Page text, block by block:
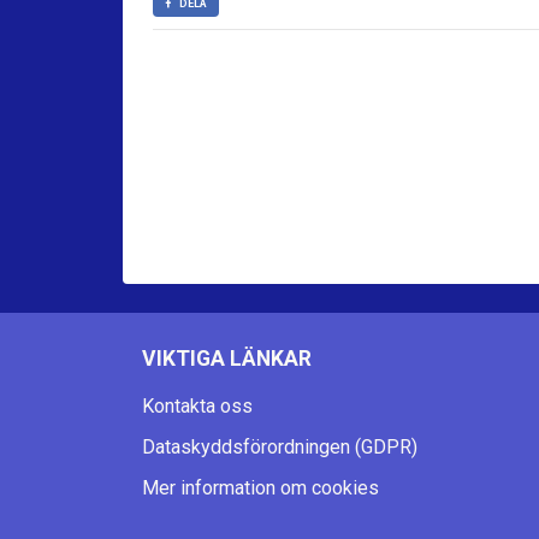
DELA
VIKTIGA LÄNKAR
Kontakta oss
Dataskyddsförordningen (GDPR)
Mer information om cookies